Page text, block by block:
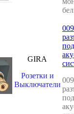
GIRA
Розетки и
Выключатели